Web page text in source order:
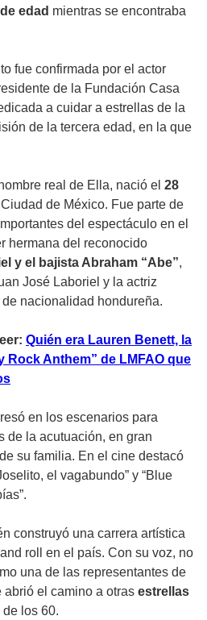
edad mientras se encontraba
fue confirmada por el actor
de la Fundación Casa
a cuidar a estrellas de la
de la tercera edad, en la que
real de Ella, nació el 28
de México. Fue parte de
del espectáculo en el
hermana del reconocido
y el bajista Abraham “Abe”,
José Laboriel y la actriz
nacionalidad hondureña.
Quién era Lauren Benett, la
Rock Anthem” de LMFAO que
en los escenarios para
de la acutuación, en gran
su familia. En el cine destacó
el vagabundo” y “Blue
construyó una carrera artística
roll en el país. Con su voz, no
una de las representantes de
abrió el camino a otras estrellas
los 60.